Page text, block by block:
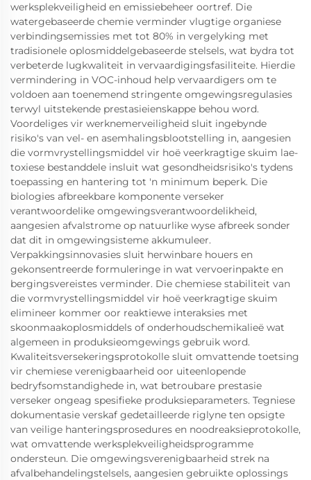
werksplekveiligheid en emissiebeheer oortref. Die
watergebaseerde chemie verminder vlugtige organiese
verbindingsemissies met tot 80% in vergelyking met
tradisionele oplosmiddelgebaseerde stelsels, wat bydra tot
verbeterde lugkwaliteit in vervaardigingsfasiliteite. Hierdie
vermindering in VOC-inhoud help vervaardigers om te
voldoen aan toenemend stringente omgewingsregulasies
terwyl uitstekende prestasieienskappe behou word.
Voordeliges vir werknemerveiligheid sluit ingebynde
risiko's van vel- en asemhalingsblootstelling in, aangesien
die vormvrystellingsmiddel vir hoë veerkragtige skuim lae-
toxiese bestanddele insluit wat gesondheidsrisiko's tydens
toepassing en hantering tot 'n minimum beperk. Die
biologies afbreekbare komponente verseker
verantwoordelike omgewingsverantwoordelikheid,
aangesien afvalstrome op natuurlike wyse afbreek sonder
dat dit in omgewingsisteme akkumuleer.
Verpakkingsinnovasies sluit herwinbare houers en
gekonsentreerde formuleringe in wat vervoerinpakte en
bergingsvereistes verminder. Die chemiese stabiliteit van
die vormvrystellingsmiddel vir hoë veerkragtige skuim
elimineer kommer oor reaktiewe interaksies met
skoonmaakoplosmiddels of onderhoudschemikalieë wat
algemeen in produksieomgewings gebruik word.
Kwaliteitsversekeringsprotokolle sluit omvattende toetsing
vir chemiese verenigbaarheid oor uiteenlopende
bedryfsomstandighede in, wat betroubare prestasie
verseker ongeag spesifieke produksieparameters. Tegniese
dokumentasie verskaf gedetailleerde riglyne ten opsigte
van veilige hanteringsprosedures en noodreaksieprotokolle,
wat omvattende werksplekveiligheidsprogramme
ondersteun. Die omgewingsverenigbaarheid strek na
afvalbehandelingstelsels, aangesien gebruikte oplossings